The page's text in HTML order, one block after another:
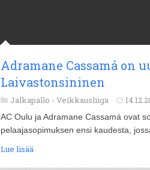
Adramane Cassamá on
Laivastonsininen
Jalkapallo - Veikkausliiga
AC Oulu ja Adramane Cassamá ovat
pelaajasopimuksen ensi kaudesta,
Lue lisää